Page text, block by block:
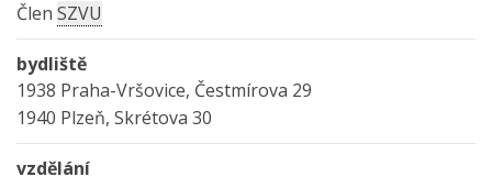
Člen SZVU
bydliště
1938 Praha-Vršovice, Čestmírova 29
1940 Plzeň, Skrétova 30
vzdělání